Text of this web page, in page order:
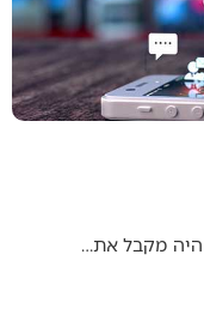
היה מקבל את…